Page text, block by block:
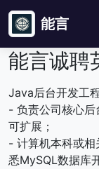
能言
能言诚聘
Java后台开发工
- 负责公司核心后
可扩展；
- 计算机本科或
悉MySQL数据库